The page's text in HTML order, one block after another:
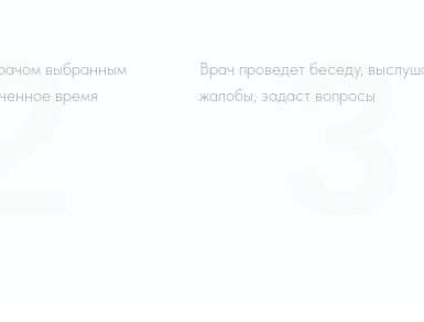
выбранным
время
Врач проведет беседу,
жалобы, задаст вопросы
3